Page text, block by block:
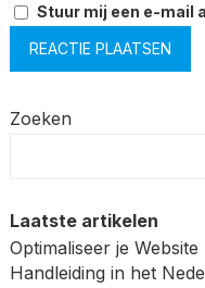
Stuur mij een e-mail
Zoeken
Laatste artikelen
Optimaliseer je
Handleiding in het